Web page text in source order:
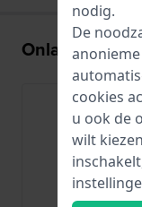
Onlangs
nodig.
De
cookies
u ook de
wilt